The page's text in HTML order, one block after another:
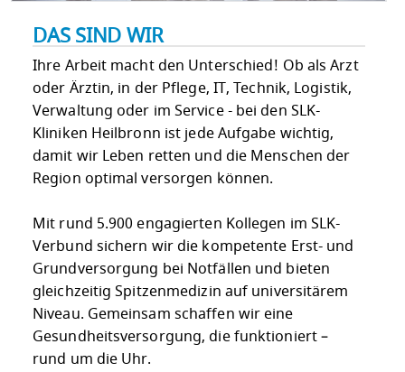
DAS SIND WIR
Ihre Arbeit macht den Unterschied! Ob als Arzt
oder Ärztin, in der Pflege, IT, Technik, Logistik,
Verwaltung oder im Service - bei den SLK-
Kliniken Heilbronn ist jede Aufgabe wichtig,
damit wir Leben retten und die Menschen der
Region optimal versorgen können.
Mit rund 5.900 engagierten Kollegen im SLK-
Verbund sichern wir die kompetente Erst- und
Grundversorgung bei Notfällen und bieten
gleichzeitig Spitzenmedizin auf universitärem
Niveau. Gemeinsam schaffen wir eine
Gesundheitsversorgung, die funktioniert –
rund um die Uhr.